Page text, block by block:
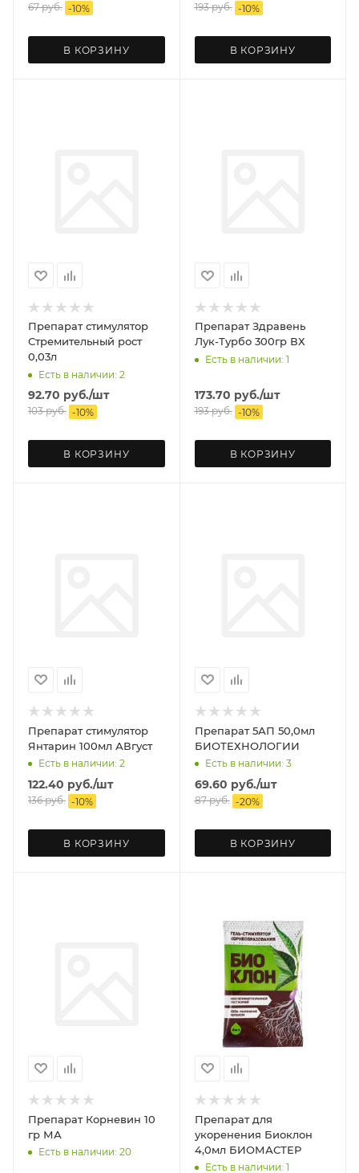
67руб. -10%
В КОРЗИНУ
193руб. -10%
В КОРЗИНУ
Препарат стимулятор
Стремительный рост
0,03л
Есть в наличии: 2
92.70 руб./шт
103руб. -10%
В КОРЗИНУ
Препарат Здравень
Лук-Турбо 300гр ВХ
Есть в наличии: 1
173.70 руб./шт
193руб. -10%
В КОРЗИНУ
Препарат стимулятор
Янтарин 100мл АВгуст
Есть в наличии: 2
122.40 руб./шт
136руб. -10%
В КОРЗИНУ
Препарат 5АП 50,0мл
БИОТЕХНОЛОГИИ
Есть в наличии: 3
69.60 руб./шт
87руб. -20%
В КОРЗИНУ
Препарат Корневин 10
гр МА
Есть в наличии: 20
Препарат для
укоренения Биоклон
4,0мл БИОМАСТЕР
Есть в наличии: 1